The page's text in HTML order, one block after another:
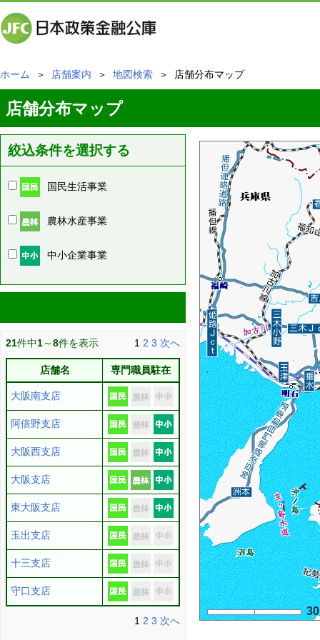
ホーム ＞ 店舗案内 ＞ 地図検索 ＞ 店舗分布マップ
店舗分布マップ
絞込条件を選択する
国民生活事業
農林水産事業
中小企業事業
21件中1～8件を表示 1 2 3 次へ
店舗名 専門職員駐在
大阪南支店
阿倍野支店
大阪西支店
大阪支店
東大阪支店
玉出支店
十三支店
守口支店
1 2 3 次へ